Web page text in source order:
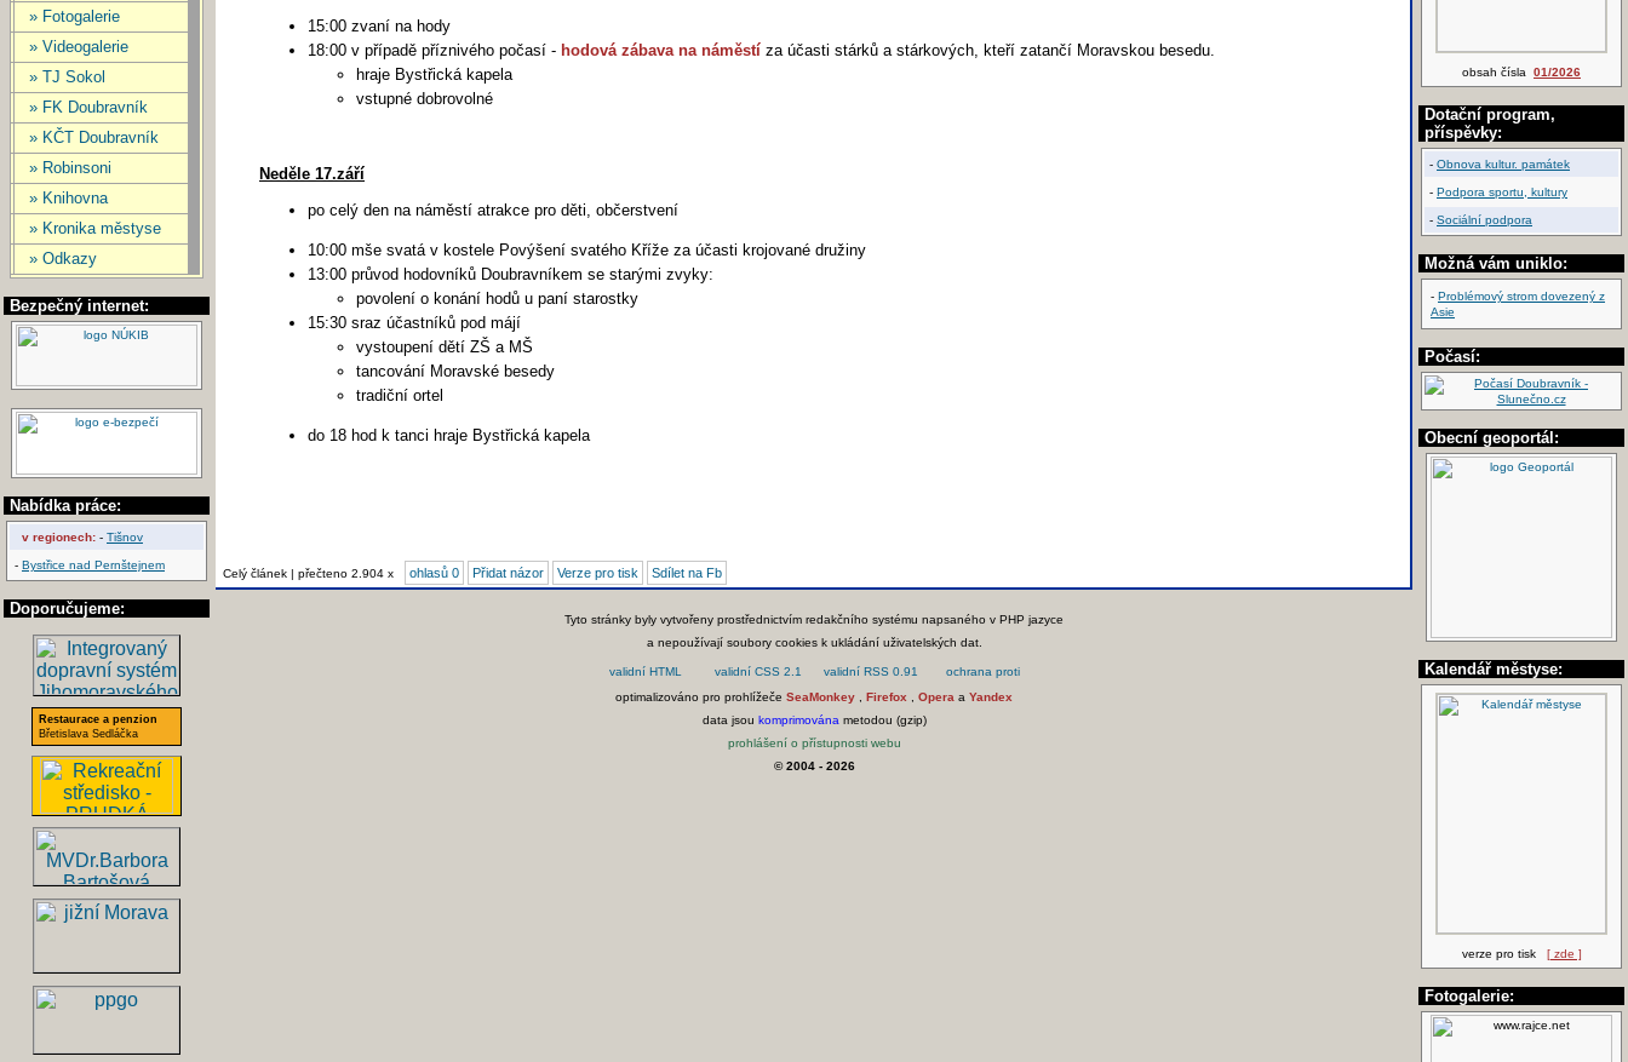
» Fotogalerie
» Videogalerie
» TJ Sokol
» FK Doubravník
» KČT Doubravník
» Robinsoni
» Knihovna
» Kronika městyse
» Odkazy
Bezpečný internet:
Nabídka práce:
v regionech: - Tišnov
- Bystřice nad Pernštejnem
Doporučujeme:
Restaurace a penzion
Břetislava Sedláčka
obsah čísla 01/2026
Dotační program,
příspěvky:
- Obnova kultur. památek
- Podpora sportu, kultury
- Sociální podpora
Možná vám uniklo:
- Problémový strom dovezený z
Asie
Počasí:
Obecní geoportál:
Kalendář městyse:
verze pro tisk [ zde ]
Fotogalerie:
15:00 zvaní na hody
18:00 v případě příznivého počasí - hodová zábava na náměstí za účasti stárků a stárkových, kteří zatančí Moravskou besedu.
hraje Bystřická kapela
vstupné dobrovolné
Neděle 17.září
po celý den na náměstí atrakce pro děti, občerstvení
10:00 mše svatá v kostele Povýšení svatého Kříže za účasti krojované družiny
13:00 průvod hodovníků Doubravníkem se starými zvyky:
povolení o konání hodů u paní starostky
15:30 sraz účastníků pod májí
vystoupení dětí ZŠ a MŠ
tancování Moravské besedy
tradiční ortel
do 18 hod k tanci hraje Bystřická kapela
Celý článek | přečteno 2.904 x ohlasů 0 Přidat názor Verze pro tisk Sdílet na Fb
Tyto stránky byly vytvořeny prostřednictvím redakčního systému napsaného v PHP jazyce
a nepoužívají soubory cookies k ukládání uživatelských dat.
optimalizováno pro prohlížeče SeaMonkey Firefox Opera a Yandex
data jsou komprimována metodou (gzip)
prohlášení o přístupnosti webu
© 2004 - 2026